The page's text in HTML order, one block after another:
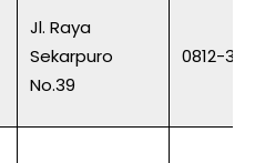
Jl. Raya
Sekarpuro
No.39
0812-